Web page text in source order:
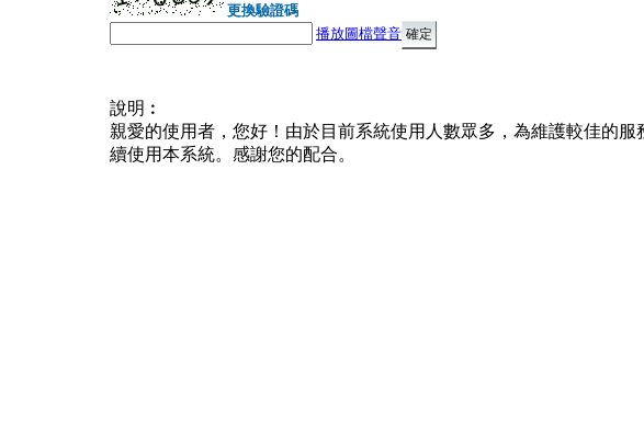
更換驗證碼
播放圖檔聲音
說明︰
親愛的使用者，您好！由於目前系統使用人數眾多，為維護較佳的
續使用本系統。感謝您的配合。